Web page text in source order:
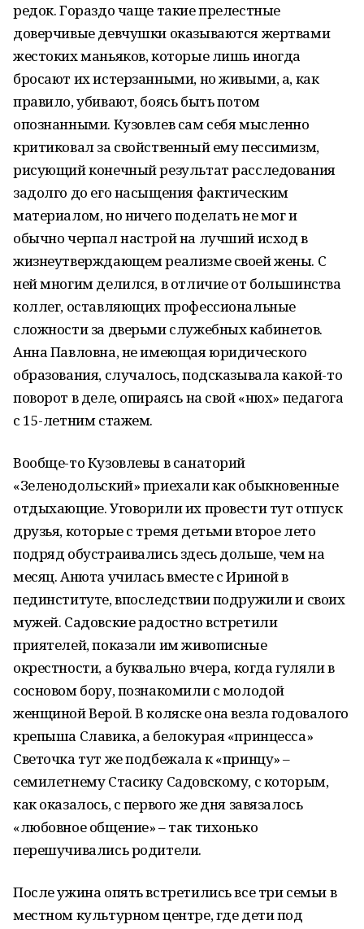
редок. Гораздо чаще такие прелестные
доверчивые девчушки оказываются жертвами
жестоких маньяков, которые лишь иногда
бросают их истерзанными, но живыми, а, как
правило, убивают, боясь быть потом
опознанными. Кузовлев сам себя мысленно
критиковал за свойственный ему пессимизм,
рисующий конечный результат расследования
задолго до его насыщения фактическим
материалом, но ничего поделать не мог и
обычно черпал настрой на лучший исход в
жизнеутверждающем реализме своей жены. С
ней многим делился, в отличие от большинства
коллег, оставляющих профессиональные
сложности за дверьми служебных кабинетов.
Анна Павловна, не имеющая юридического
образования, случалось, подсказывала какой-то
поворот в деле, опираясь на свой «нюх» педагога
с 15-летним стажем.
Вообще-то Кузовлевы в санаторий
«Зеленодольский» приехали как обыкновенные
отдыхающие. Уговорили их провести тут отпуск
друзья, которые с тремя детьми второе лето
подряд обустраивались здесь дольше, чем на
месяц. Анюта училась вместе с Ириной в
пединституте, впоследствии подружили и своих
мужей. Садовские радостно встретили
приятелей, показали им живописные
окрестности, а буквально вчера, когда гуляли в
сосновом бору, познакомили с молодой
женщиной Верой. В коляске она везла годовалого
крепыша Славика, а белокурая «принцесса»
Светочка тут же подбежала к «принцу» –
семилетнему Стасику Садовскому, с которым,
как оказалось, с первого же дня завязалось
«любовное общение» – так тихонько
перешучивались родители.
После ужина опять встретились все три семьи в
местном культурном центре, где дети под